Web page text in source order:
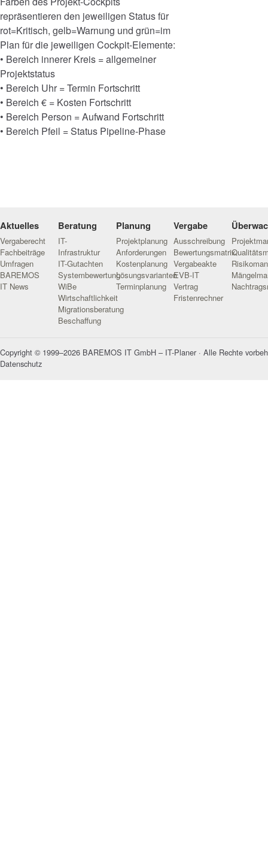
repräsentieren den jeweiligen Status für
rot=Kritisch, gelb=Warnung und grün=im
Plan für die jeweiligen Cockpit-Elemente:
• Bereich innerer Kreis = allgemeiner
Projektstatus
• Bereich Uhr = Termin Fortschritt
• Bereich € = Kosten Fortschritt
• Bereich Person = Aufwand Fortschritt
• Bereich Pfeil = Status Pipeline-Phase
Aktuelles
Vergaberecht
Fachbeiträge
Umfragen
BAREMOS
IT News
Beratung
IT-
Infrastruktur
IT-Gutachten
Systembewertung
WiBe
Wirtschaftlichkeit
Migrationsberatung
Beschaffung
Planung
Projektplanung
Anforderungen
Kostenplanung
Lösungsvarianten
Terminplanung
Vergabe
Ausschreibung
Bewertungsmatrix
Vergabeakte
EVB-IT
Vertrag
Fristenrechner
Copyright © 1999–2026 BAREMOS IT GmbH – IT-Planer · Alle Rechte
Datenschutz